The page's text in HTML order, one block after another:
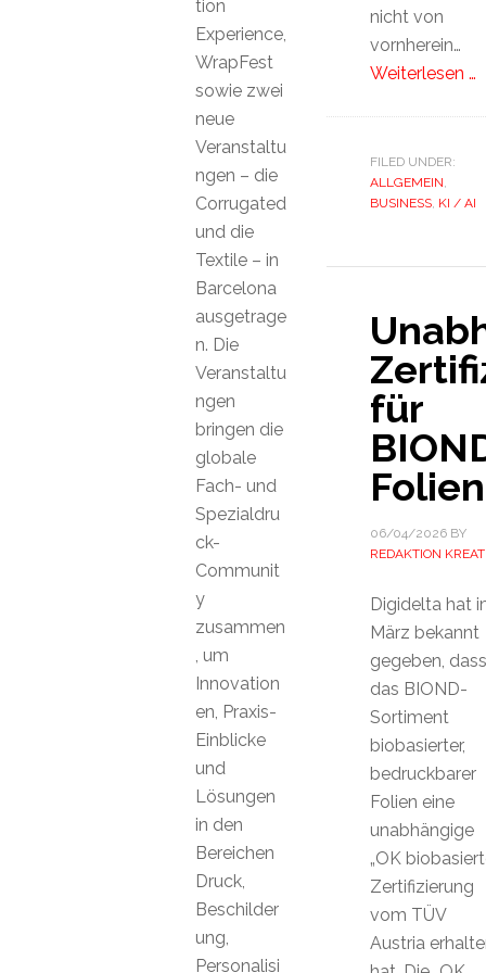
nicht von
vornherein…
Weiterlesen …
FILED UNDER:
ALLGEMEIN,
BUSINESS, KI / AI
für
Folien
06/04/2026BY
REDAKTION
Digidelta hat
März bekannt
gegeben, dass
das BIOND-
Sortiment
biobasierter,
bedruckbarer
Folien eine
unabhängige
„OK
Zertifizierung
vom TÜV
Austria
tion
Experience,
WrapFest
sowie zwei
neue
Veranstaltu
ngen – die
Corrugated
und die
Textile – in
Barcelona
ausgetrage
n. Die
Veranstaltu
ngen
bringen die
globale
Fach- und
Spezialdru
ck-
Communit
y
zusammen
, um
Innovation
en, Praxis-
Einblicke
und
Lösungen
in den
Bereichen
Druck,
Beschilder
ung,
Personalisi